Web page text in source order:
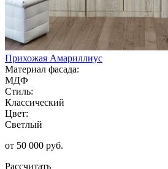
Прихожая Амариллиус
Материал фасада:
МДФ
Стиль:
Классический
Цвет:
Светлый
от 50 000 руб.
Рассчитать